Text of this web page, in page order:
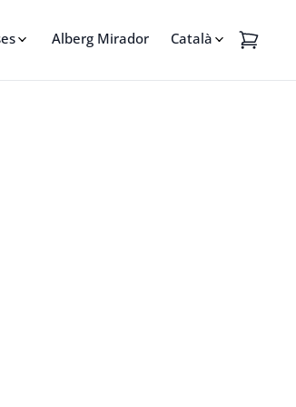
Alberg Mirador Català